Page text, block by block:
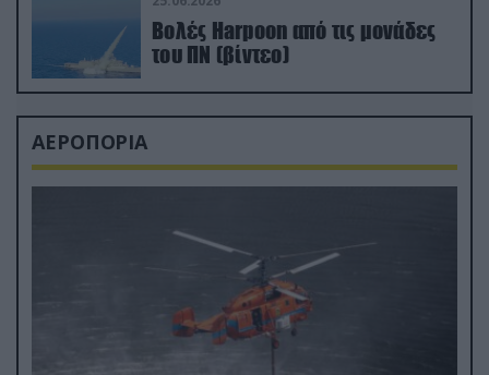
Βολές Harpoon από τις μονάδες
του ΠΝ (βίντεο)
ΑΕΡΟΠΟΡΙΑ